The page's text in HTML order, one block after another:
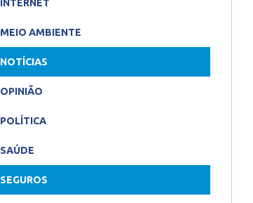
INTERNET
MEIO AMBIENTE
NOTÍCIAS
OPINIÃO
POLÍTICA
SAÚDE
SEGUROS